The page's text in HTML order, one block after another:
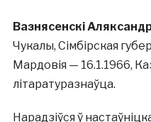
Вазнясенскі
Чукалы, Сімбірская
Мардовія — 16.1.1966,
літаратуразнаўца.
Нарадзіўся ў